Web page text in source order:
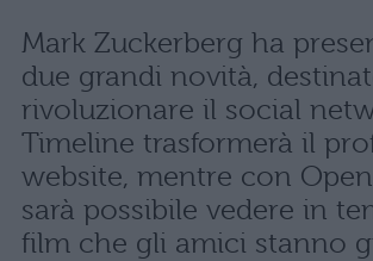
Mark Zuckerberg ha
due grandi novità,
rivoluzionare il social
Timeline trasformerà il
website, mentre con
sarà possibile vedere in
film che gli amici stanno